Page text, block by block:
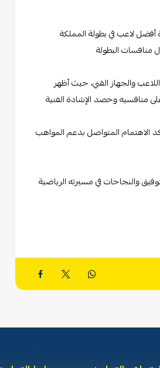
أفضل لاعب في بطولة المملكة
والجهاز الفني، حيث أظهر
منافسيه وحصد الإشادة الفنية
الاهتمام المتواصل بدعم المواهب
والنجاحات في مسيرته الرياضية